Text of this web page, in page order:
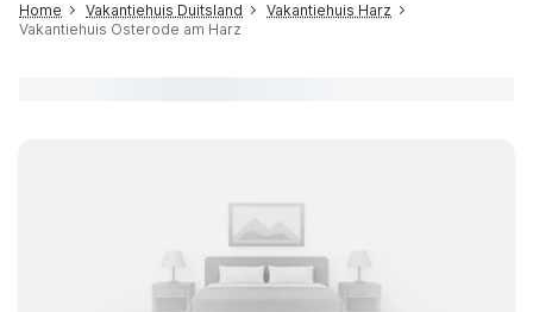
Home Vakantiehuis Duitsland
Vakantiehuis Harz
Vakantiehuis Osterode am Harz